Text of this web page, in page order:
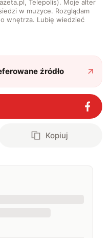
Telepolis). Moje alter
w muzyce. Rozglądam
wnętrza. Lubię wiedzieć
źródło
Kopiuj